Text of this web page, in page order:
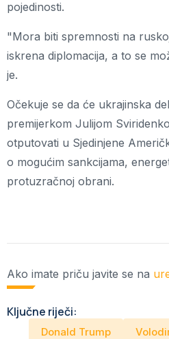
pojedinosti.
"Mora biti spremnosti na
iskrena diplomacija, a to se
je.
Očekuje se da će ukrajinska
premijerkom Julijom
otputovati u Sjedinjene
o mogućim sankcijama,
protuzračnoj obrani.
Ako imate priču javite se na
Ključne riječi:
Donald Trump